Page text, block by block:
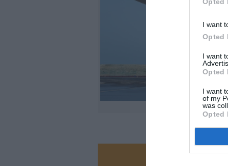
I want
Opted
I want
Opted
I want
of my
was
Opted